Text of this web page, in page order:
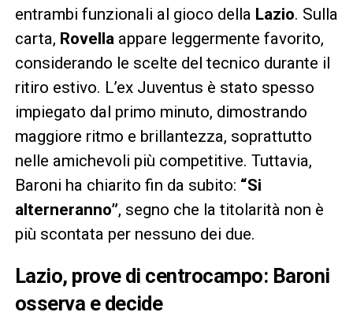
entrambi funzionali al gioco della Lazio. Sulla
carta, Rovellaappare leggermente favorito,
considerando le scelte del tecnico durante il
ritiro estivo. L’ex Juventus è stato spesso
impiegato dal primo minuto, dimostrando
maggiore ritmo e brillantezza, soprattutto
nelle amichevoli più competitive. Tuttavia,
Baroni ha chiarito fin da subito: “Si
alterneranno”, segno che la titolarità non è
più scontata per nessuno dei due.
Lazio, prove di centrocampo: Baroni
osserva e decide